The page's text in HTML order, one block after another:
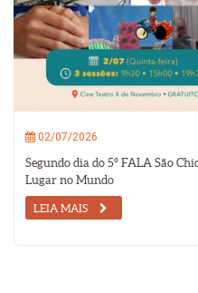
02/07/2026
Segundo dia do 5º FALA São
Lugar no Mundo
LEIA MAIS